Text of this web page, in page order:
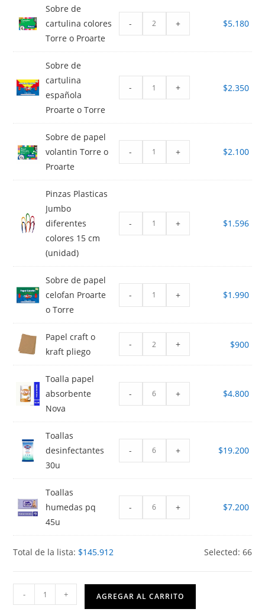
Sobre de
cartulina colores
Torre o Proarte
- + $5.180
Sobre de
cartulina
española
Proarte o Torre
- + $2.350
Sobre de papel
volantin Torre o
Proarte
- + $2.100
Pinzas Plasticas
Jumbo
diferentes
colores 15 cm
(unidad)
- + $1.596
Sobre de papel
celofan Proarte
o Torre
- + $1.990
Papel craft o
kraft pliego
- + $900
Toalla papel
absorbente
Nova
- + $4.800
Toallas
desinfectantes
30u
- + $19.200
Toallas
humedas pq
45u
- + $7.200
Total de la lista: $145.912 Selected: 66
y
- + AGREGAR AL CARRITO